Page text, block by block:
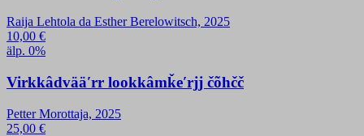
Raija Lehtola da Esther Berelowitsch, 2025
10,00 €
älp. 0%
Virkkâdvääʹrr lookkâmǩeʹrjj čõhčč
Petter Morottaja, 2025
25,00 €